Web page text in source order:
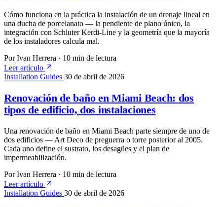
Cómo funciona en la práctica la instalación de un drenaje lineal en
una ducha de porcelanato — la pendiente de plano único, la
integración con Schluter Kerdi-Line y la geometría que la mayoría
de los instaladores calcula mal.
Por Ivan Herrera · 10 min de lectura
Leer artículo
Installation Guides 30 de abril de 2026
Renovación de baño en Miami Beach: dos
tipos de edificio, dos instalaciones
Una renovación de baño en Miami Beach parte siempre de uno de
dos edificios — Art Deco de preguerra o torre posterior al 2005.
Cada uno define el sustrato, los desagües y el plan de
impermeabilización.
Por Ivan Herrera · 10 min de lectura
Leer artículo
Installation Guides 30 de abril de 2026